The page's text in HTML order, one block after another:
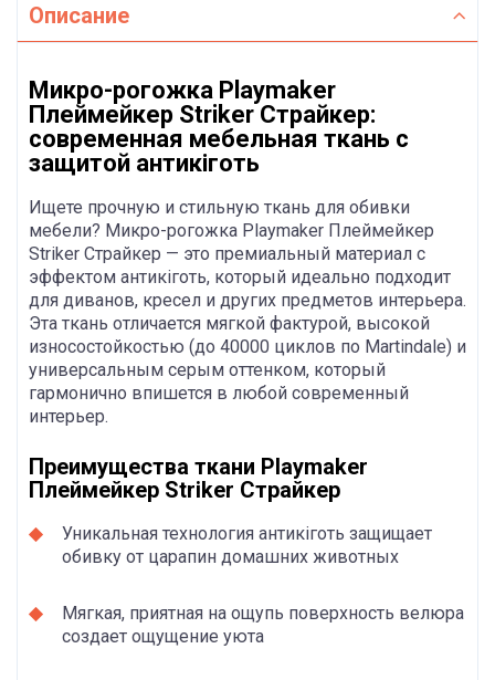
Описание
Микро-рогожка Playmaker
Плеймейкер Striker Страйкер:
современная мебельная ткань с
защитой антикіготь
Ищете прочную и стильную ткань для обивки
мебели? Микро-рогожка Playmaker Плеймейкер
Striker Страйкер — это премиальный материал с
эффектом антикіготь, который идеально подходит
для диванов, кресел и других предметов интерьера.
Эта ткань отличается мягкой фактурой, высокой
износостойкостью (до 40000 циклов по Martindale) и
универсальным серым оттенком, который
гармонично впишется в любой современный
интерьер.
Преимущества ткани Playmaker
Плеймейкер Striker Страйкер
Уникальная технология антикіготь защищает
обивку от царапин домашних животных
Мягкая, приятная на ощупь поверхность велюра
создает ощущение уюта